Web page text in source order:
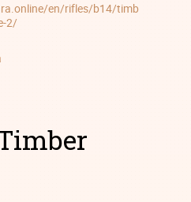
en/rifles/b14/timb
2/